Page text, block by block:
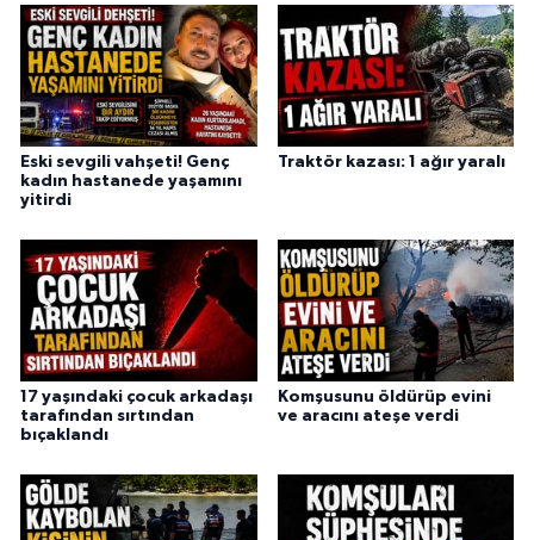
Eski sevgili vahşeti! Genç
kadın hastanede yaşamını
yitirdi
Traktör kazası: 1 ağır yaralı
17 yaşındaki çocuk arkadaşı
tarafından sırtından
bıçaklandı
Komşusunu öldürüp evini
ve aracını ateşe verdi